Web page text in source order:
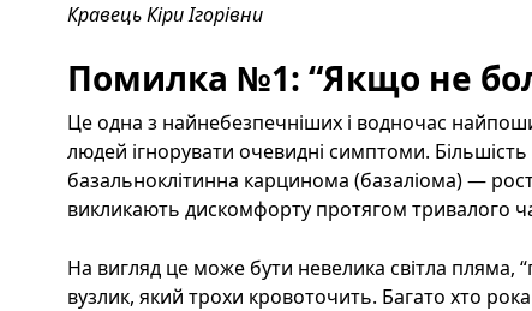
Кравець Кіри Ігорівни
Помилка №1: “Якщо не
Це одна з найнебезпечніших і водночас
людей ігнорувати очевидні симптоми.
базальноклітинна карцинома (базаліома) —
викликають дискомфорту протягом тривалого
На вигляд це може бути невелика світла пляма,
вузлик, який трохи кровоточить. Багато хто